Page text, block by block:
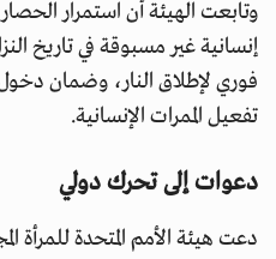
وتابعت الهيئة أن استمرار الحصار
إنسانية غير مسبوقة في تاريخ
فوري لإطلاق النار، وضمان
تفعيل الممرات الإنسانية.
دعوات إلى تحرك دولي
دعت هيئة الأمم المتحدة للمرأة